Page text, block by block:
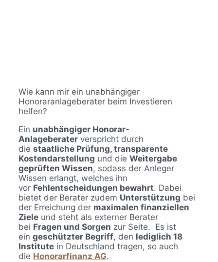
Wie kann mir ein unabhängiger
Honoraranlageberater beim Investieren
helfen?
Ein unabhängiger Honorar-
Anlageberater verspricht durch
die staatliche Prüfung, transparente
Kostendarstellung und die Weitergabe
geprüften Wissen, sodass der Anleger
Wissen erlangt, welches ihn
vor Fehlentscheidungen bewahrt. Dabei
bietet der Berater zudem Unterstützung bei
der Erreichung der maximalen finanziellen
Ziele und steht als externer Berater
bei Fragen und Sorgen zur Seite. Es ist
ein geschützter Begriff, den lediglich 18
Institute in Deutschland tragen, so auch
die Honorarfinanz AG.